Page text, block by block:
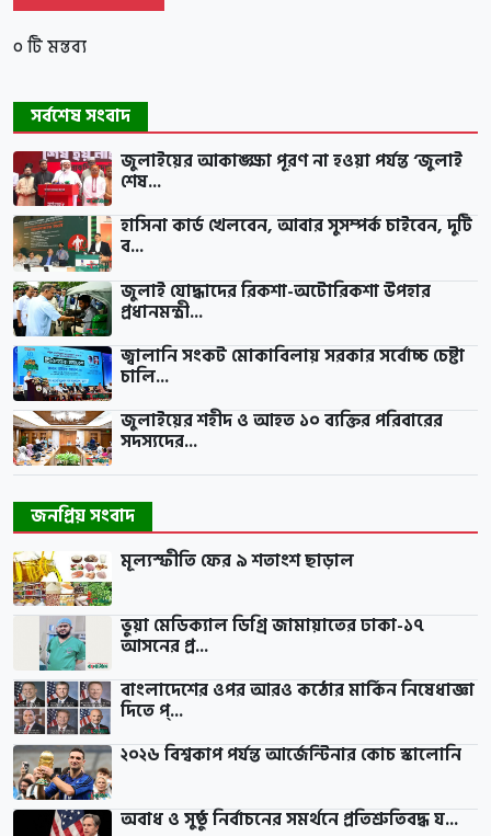
০ টি মন্তব্য
সর্বশেষ সংবাদ
জুলাইয়ের আকাঙ্ক্ষা পূরণ না হওয়া পর্যন্ত ‘জুলাই
শেষ...
হাসিনা কার্ড খেলবেন, আবার সুসম্পর্ক চাইবেন, দুটি
ব...
জুলাই যোদ্ধাদের রিকশা-অটোরিকশা উপহার
প্রধানমন্ত্রী...
জ্বালানি সংকট মোকাবিলায় সরকার সর্বোচ্চ চেষ্টা
চালি...
জুলাইয়ের শহীদ ও আহত ১০ ব্যক্তির পরিবারের
সদস্যদের...
জনপ্রিয় সংবাদ
মূল্যস্ফীতি ফের ৯ শতাংশ ছাড়াল
ভুয়া মেডিক্যাল ডিগ্রি জামায়াতের ঢাকা-১৭
আসনের প্র...
বাংলাদেশের ওপর আরও কঠোর মার্কিন নিষেধাজ্ঞা
দিতে প্...
২০২৬ বিশ্বকাপ পর্যন্ত আর্জেন্টিনার কোচ স্কালোনি
অবাধ ও সুষ্ঠু নির্বাচনের সমর্থনে প্রতিশ্রুতিবদ্ধ য...